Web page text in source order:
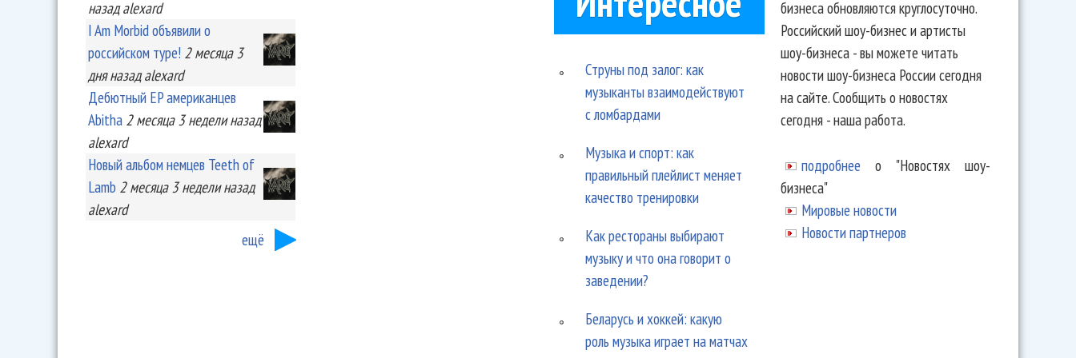
назад alexard
I Am Morbid объявили о
российском туре! 2 месяца 3
дняназад alexard
Дебютный EP американцев
Abitha 2 месяца 3 неделиназад
alexard
Новый альбом немцев Teeth of
Lamb 2 месяца 3 неделиназад
alexard
ещё
Струны под залог: как
музыканты взаимодействуют
с ломбардами
Музыка и спорт: как
правильный плейлист меняет
качество тренировки
Как рестораны выбирают
музыку и что она говорит о
заведении?
Беларусь и хоккей: какую
роль музыка играет на матчах
бизнеса обновляются круглосуточно.
Российский шоу-бизнес и артисты
шоу-бизнеса - вы можете читать
новости шоу-бизнеса России сегодня
на сайте. Сообщить о новостях
сегодня - наша работа.
подробнее о "Новостях шоу-
бизнеса"
Мировые новости
Новости партнеров